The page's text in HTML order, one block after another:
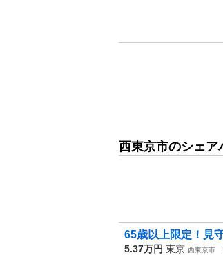
西東京市のシェア
65歳以上限定！見
5.37万円 東京 西東京市